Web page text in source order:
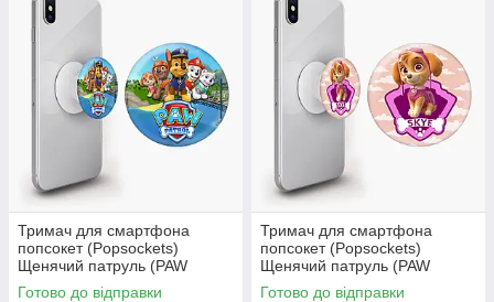
Тримач для смартфона
попсокет (Popsockets)
Щенячий патруль (PAW
Patrol)
Готово до відправки
Тримач для смартфона
попсокет (Popsockets)
Щенячий патруль (PAW
Patrol)
Готово до відправки